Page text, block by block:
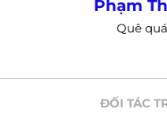
Nguyễn
Quê quán: Liên
ĐỐI TÁC